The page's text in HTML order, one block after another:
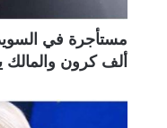
ألف كرون